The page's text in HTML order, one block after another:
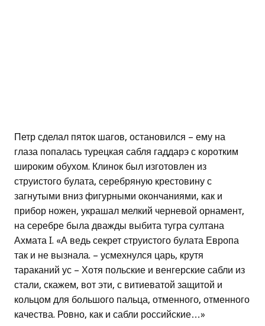
Петр сделал пяток шагов, остановился – ему на
глаза попалась турецкая сабля гаддарэ с коротким
широким обухом. Клинок был изготовлен из
струистого булата, серебряную крестовину с
загнутыми вниз фигурными окончаниями, как и
прибор ножен, украшал мелкий черневой орнамент,
на серебре была дважды выбита тугра султана
Ахмата I. «А ведь секрет струистого булата Европа
так и не вызнала. – усмехнулся царь, крутя
тараканий ус – Хотя польские и венгерские сабли из
стали, скажем, вот эти, с витиеватой защитой и
кольцом для большого пальца, отменного, отменного
качества. Ровно, как и сабли российские…»